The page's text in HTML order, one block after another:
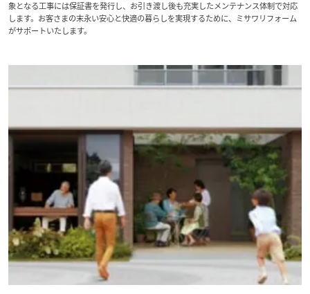
象となる工事には保証書を発行し、お引き渡し後も充実したメンテナンス体制で対応
します。お客さまの末永い安心と快適の暮らしを実現するために、ミサワリフォーム
がサポートいたします。